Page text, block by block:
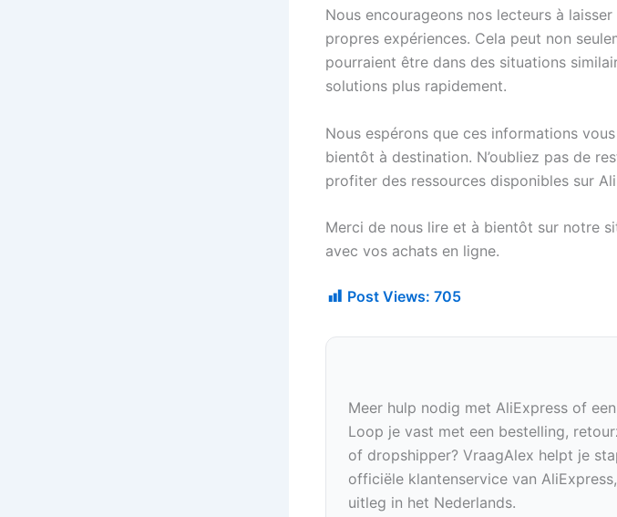
Nous encourageons nos lecteurs à
propres expériences. Cela peut non
pourraient être dans des situations
solutions plus rapidement.
Nous espérons que ces informations
bientôt à destination. N’oubliez pas de
profiter des ressources disponibles sur
Merci de nous lire et à bientôt sur notre
avec vos achats en ligne.
Post Views: 705
Meer hulp nodig met AliExpress of
Loop je vast met een bestelling,
of dropshipper? VraagAlex helpt je
officiële klantenservice van
uitleg in het Nederlands.